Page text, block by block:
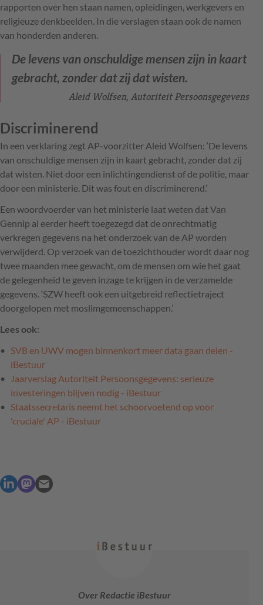
rapporten over hen staan namen, opleidingen, werkgevers en
religieuze denkbeelden. In die verslagen staan ook de namen
van honderden anderen.
De levens van onschuldige mensen zijn in kaart
gebracht, zonder dat zij dat wisten.
Aleid Wolfsen, Autoriteit Persoonsgegevens
Discriminerend
In een verklaring zegt AP-voorzitter Aleid Wolfsen: ‘De levens
van onschuldige mensen zijn in kaart gebracht, zonder dat zij
dat wisten. Niet door een inlichtingendienst of de politie, maar
door een ministerie. Dit was fout en discriminerend.’
Een woordvoerder van het ministerie laat weten dat Van
Gennip al eerder heeft toegezegd dat de onrechtmatig
verkregen gegevens na het onderzoek van de AP worden
verwijderd. Op verzoek van de toezichthouder wordt daar nog
twee maanden mee gewacht, om de mensen om wie het gaat
de gelegenheid te geven inzage te krijgen in de verzamelde
gegevens. ‘SZW heeft ook een uitgebreid reflectietraject
doorgelopen met moslimgemeenschappen.’
Lees ook:
SVB en UWV mogen binnenkort meer data gaan delen -
iBestuur
Jaarverslag Autoriteit Persoonsgegevens: serieuze
investeringen blijven nodig - iBestuur
Staatssecretaris neemt het schoorvoetend op voor
'cruciale' AP - iBestuur
Over Redactie iBestuur